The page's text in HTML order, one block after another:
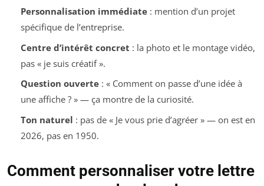
Personnalisation immédiate: mention d’un projet
spécifique de l’entreprise.
Centre d’intérêt concret : la photo et le montage vidéo,
pas « je suis créatif ».
Question ouverte: « Comment on passe d’une idée à
une affiche ? » — ça montre de la curiosité.
Ton naturel : pas de « Je vous prie d’agréer » — on est en
2026, pas en 1950.
Comment personnaliser votre lettre